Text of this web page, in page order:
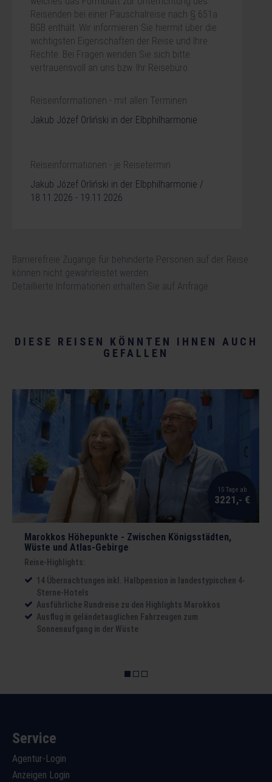
Reisenden bei einer Pauschalreise nach § 651a
BGB enthält. Wir informieren Sie hiermit über die
wichtigsten Eigenschaften der Reise und Ihre
Rechte. Bei Fragen wenden Sie sich bitte
vertrauensvoll an uns bzw. Ihr Reisebüro.
Reiseinformationen - mit allen Terminen
Jakub Józef Orliński in der Elbphilharmonie
Reiseinformationen - je Reisetermin
Jakub Józef Orliński in der Elbphilharmonie /
18.11.2026 - 19.11.2026
Barrierefreie Zugänge für behinderte Personen auf der Reise
können nicht gewährleistet werden.
Detaillierte Informationen erhalten Sie auf Anfrage.
DIESE REISEN KÖNNTEN IHNEN AUCH
GEFALLEN
15 Tage ab
3221,- €
Marokkos Höhepunkte - Zwischen Königsstädten,
Wüste und Atlas-Gebirge
Reise-Highlights:
14 Übernachtungen inkl. Halbpension in landestypischen 4-
Sterne-Hotels
Ausführliche Rundreise zu den Highlights Marokkos
Ausflug in geländetauglichen Fahrzeugen zum
Sonnenaufgang in der Wüste
Service
Agentur-Login
Anzeigen Login